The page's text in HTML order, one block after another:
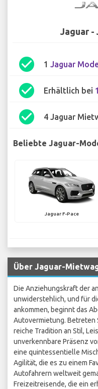
Jaguar -
check_circle 1 Jaguar
check_circle Erhältlich bei
check_circle 4 Jaguar
Beliebte Jaguar-
Jaguar F-Pace
Über Jaguar-
Die Anziehungskraft der
unwiderstehlich, und für
ankommen, beginnt das
Autovermietung. Betreten
reiche Tradition an Stil,
unverkennbare Präsenz
eine quintessentielle
Agilität, die es zu einem
Autofahrern weltweit
Freizeitreisende, die ein